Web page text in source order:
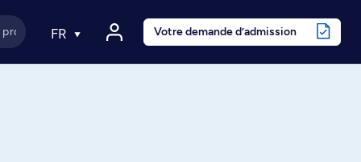
FR Votre demande d’admission